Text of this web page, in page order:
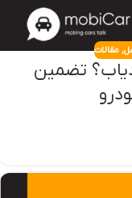
,مقالات
تضمین